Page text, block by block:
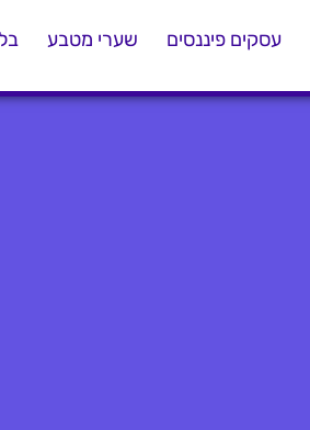
עסקים פיננסים שערי מטבע